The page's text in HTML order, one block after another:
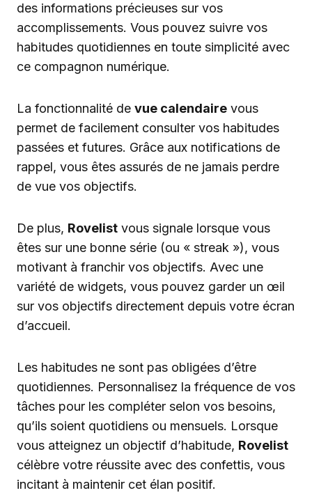
des informations précieuses sur vos
accomplissements. Vous pouvez suivre vos
habitudes quotidiennes en toute simplicité avec
ce compagnon numérique.
La fonctionnalité de vue calendaire vous
permet de facilement consulter vos habitudes
passées et futures. Grâce aux notifications de
rappel, vous êtes assurés de ne jamais perdre
de vue vos objectifs.
De plus, Rovelist vous signale lorsque vous
êtes sur une bonne série (ou « streak »), vous
motivant à franchir vos objectifs. Avec une
variété de widgets, vous pouvez garder un œil
sur vos objectifs directement depuis votre écran
d’accueil.
Les habitudes ne sont pas obligées d’être
quotidiennes. Personnalisez la fréquence de vos
tâches pour les compléter selon vos besoins,
qu’ils soient quotidiens ou mensuels. Lorsque
vous atteignez un objectif d’habitude, Rovelist
célèbre votre réussite avec des confettis, vous
incitant à maintenir cet élan positif.